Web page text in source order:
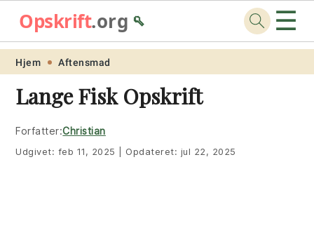
Skip
primary
navigation
Skip
main
content
Skip
primary
sidebar
Skip
footer
Opskrift.org🥄 ☰
Hjem Aftensmad
Lange Fisk Opskrift
Forfatter:Christian
Udgivet: feb 11, 2025 Opdateret: jul 22, 2025